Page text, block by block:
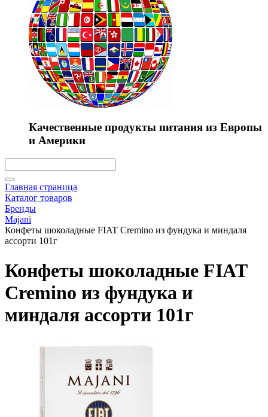
Качественные продукты питания из Европы
и Америки
Главная страница
Каталог товаров
Бренды
Majani
Конфеты шоколадные FIAT Cremino из фундука и миндаля
ассорти 101г
Конфеты шоколадные FIAT
Cremino из фундука и
миндаля ассорти 101г